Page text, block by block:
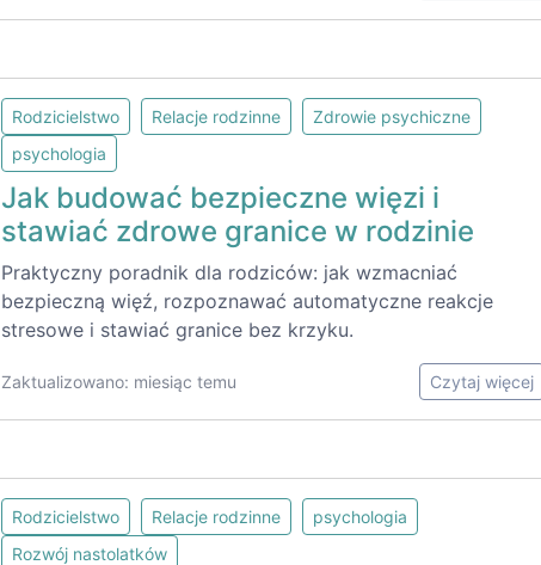
Rodzicielstwo Relacje rodzinne
Zdrowie psychiczne
psychologia
Jak budować bezpieczne więzi i
stawiać zdrowe granice w rodzinie
Praktyczny poradnik dla rodziców: jak wzmacniać
bezpieczną więź, rozpoznawać automatyczne reakcje
stresowe i stawiać granice bez krzyku.
Zaktualizowano: miesiąc temu Czytaj więcej
Rodzicielstwo Relacje rodzinne
psychologia
Rozwój nastolatków